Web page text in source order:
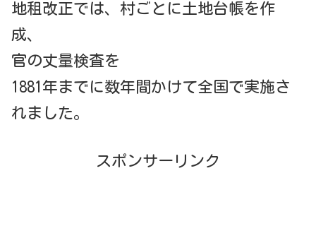
地租改正では、村ごとに土地台帳を作
成、
官の丈量検査を
1881年までに数年間かけて全国で実施さ
れました。
スポンサーリンク